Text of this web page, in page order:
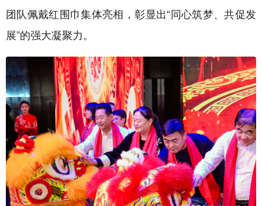
团队佩戴红围巾集体亮相，彰显出“同心筑梦、共促发
展”的强大凝聚力。